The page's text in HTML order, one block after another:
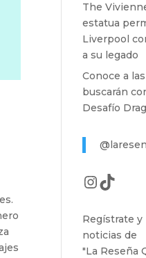
The
estatua
Liverpool
a su legado
Conoce a
buscarán
Desafío
TikTok
Regístrate y
noticias de
"La Reseña